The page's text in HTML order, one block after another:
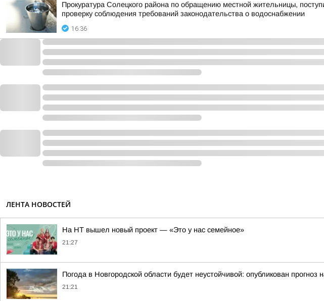
Прокуратура Солецкого района по обращению местной жительницы,
проверку соблюдения требований законодательства о водоснабжении
16:36
ЛЕНТА НОВОСТЕЙ
На НТ вышел новый проект — «Это у нас семейное»
21:27
Погода в Новгородской области будет неустойчивой: опубликован прогноз
21:21